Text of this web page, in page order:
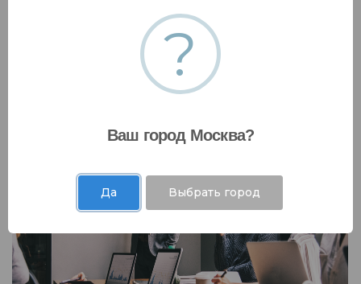
опыта в решении масштабных бизнес-задач. Мы
поможем вам максимально эффективно
использовать ваши навыки и знания, чтобы
достичь желаемого успеха и умело
?
Ваш город Москва?
Да Выбрать город